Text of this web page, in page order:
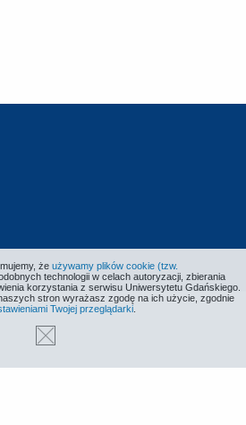
że używamy plików cookie (tzw.
technologii w celach autoryzacji, zbierania
korzystania z serwisu Uniwersytetu Gdańskiego.
stron wyrażasz zgodę na ich użycie, zgodnie
Twojej przeglądarki